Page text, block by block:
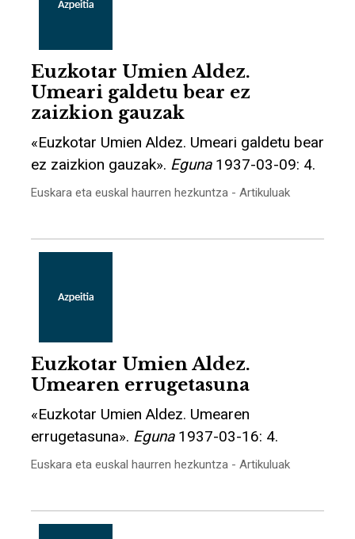
Euzkotar Umien Aldez.
Umeari galdetu bear ez
zaizkion gauzak
«Euzkotar Umien Aldez. Umeari galdetu bear
ez zaizkion gauzak». Eguna1937-03-09: 4.
Euskara eta euskal haurren hezkuntza - Artikuluak
Euzkotar Umien Aldez.
Umearen errugetasuna
«Euzkotar Umien Aldez. Umearen
errugetasuna». Eguna1937-03-16: 4.
Euskara eta euskal haurren hezkuntza - Artikuluak